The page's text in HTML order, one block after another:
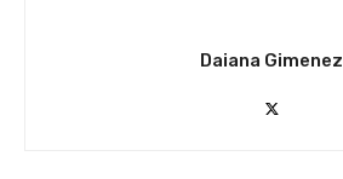
Daiana Gimenez